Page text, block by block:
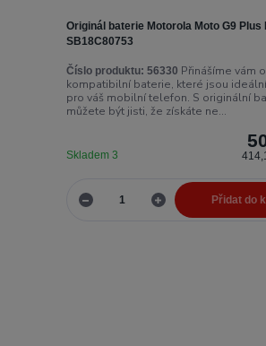
Originál baterie Motorola Moto G9 Plus
SB18C80753
Číslo produktu: 56330 Přinášíme vám
kompatibilní baterie, které jsou
pro váš mobilní telefon. S originální
můžete být jisti, že získáte ne...
Skladem 3
Přidat do